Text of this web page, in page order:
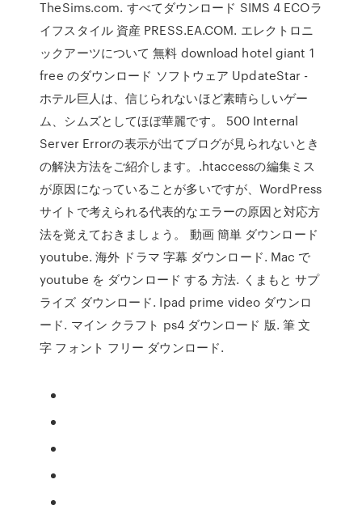
TheSims.com. すべてダウンロード SIMS 4 ECOラ
イフスタイル 資産 PRESS.EA.COM. エレクトロニ
ックアーツについて 無料 download hotel giant 1
free のダウンロード ソフトウェア UpdateStar -
ホテル巨人は、信じられないほど素晴らしいゲー
ム、シムズとしてほぼ華麗です。 500 Internal
Server Errorの表示が出てブログが見られないとき
の解決方法をご紹介します。.htaccessの編集ミス
が原因になっていることが多いですが、WordPress
サイトで考えられる代表的なエラーの原因と対応方
法を覚えておきましょう。 動画 簡単 ダウンロード
youtube. 海外 ドラマ 字幕 ダウンロード. Mac で
youtube を ダウンロード する 方法. くまもと サプ
ライズ ダウンロード. Ipad prime video ダウンロ
ード. マイン クラフト ps4 ダウンロード 版. 筆 文
字 フォント フリー ダウンロード.